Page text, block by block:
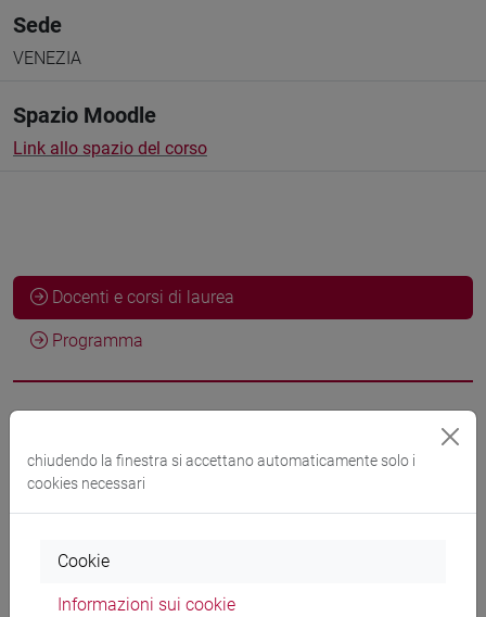
Sede
VENEZIA
Spazio Moodle
Link allo spazio del corso
Docenti e corsi di laurea
Programma
TREMONTI Luisanna
Materiali didattici
chiudendo la finestra si accettano automaticamente solo i
cookies necessari
Cookie
Informazioni sui cookie